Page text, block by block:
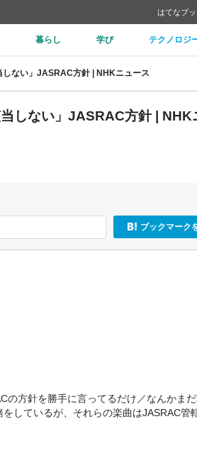
はてなブ
暮らし 学び テクノロジ
ない」JASRAC方針 | NHKニュース
しない」JASRAC方針 | NHK
ブックマーク
の方針を勝手に言ってるだけ／なんかま
しているが、それらの楽曲はJASRAC管